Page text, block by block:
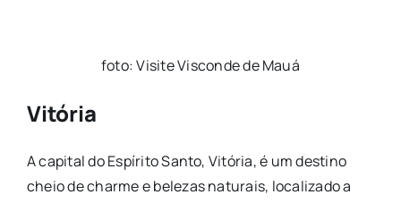
foto: Visite Visconde de Mauá
Vitória
A capital do Espírito Santo, Vitória, é um destino
cheio de charme e belezas naturais, localizado a